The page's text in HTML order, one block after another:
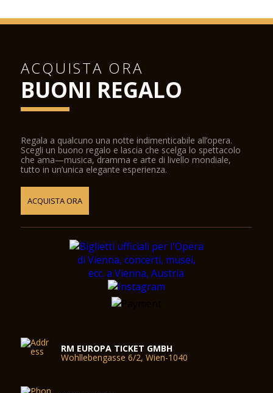
ACQUISTA ORA
BUONI REGALO
Regala a qualcuno una notte indimenticabile all’opera.
Scegli un buono regalo e lascia che scelga lo spettacolo
che ama—musica, dramma e arte di livello mondiale,
tutto in un’unica elegante esperienza.
ACQUISTA ORA
RM EUROPA TICKET GMBH
Wohllebengasse 6/2, Wien-1040